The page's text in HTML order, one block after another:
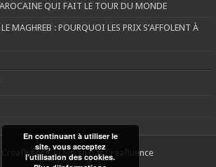
QUI FAIT LE TOUR DU MONDE
MAGHREB : POURQUOI LES PRIX S’AFFOLENT À
Creafluence| Design parCreafluence
En continuant à utiliser le
site, vous acceptez
l’utilisation des cookies.